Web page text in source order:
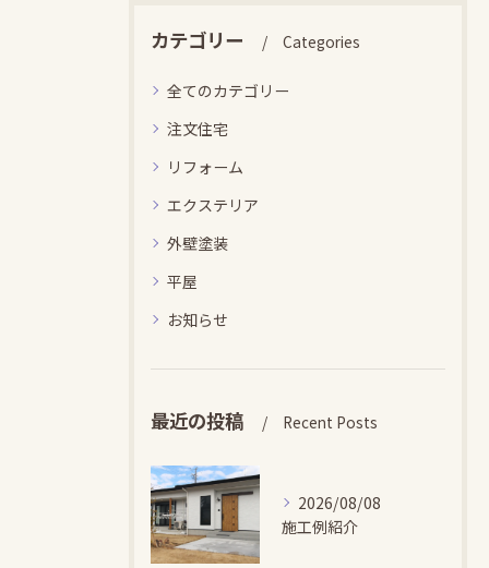
カテゴリー Categories
全てのカテゴリー
注文住宅
リフォーム
エクステリア
外壁塗装
平屋
お知らせ
最近の投稿 Recent Posts
2026/08/08
施工例紹介